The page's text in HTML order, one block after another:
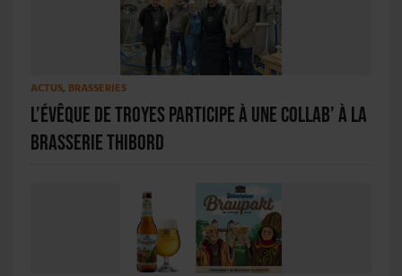
ACTUS, BRASSERIES
L’évêque de Troyes participe à une collab’ à la
Brasserie Thibord